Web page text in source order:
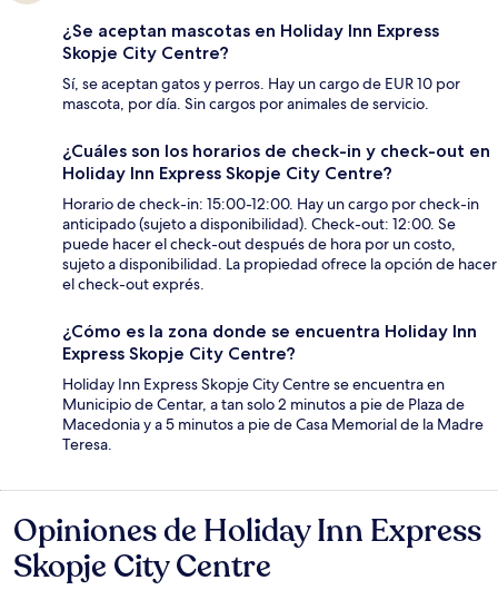
¿Se aceptan mascotas en Holiday Inn Express
Skopje City Centre?
Sí, se aceptan gatos y perros. Hay un cargo de EUR 10 por
mascota, por día. Sin cargos por animales de servicio.
¿Cuáles son los horarios de check-in y check-out en
Holiday Inn Express Skopje City Centre?
Horario de check-in: 15:00-12:00. Hay un cargo por check-in
anticipado (sujeto a disponibilidad). Check-out: 12:00. Se
puede hacer el check-out después de hora por un costo,
sujeto a disponibilidad. La propiedad ofrece la opción de hacer
el check-out exprés.
¿Cómo es la zona donde se encuentra Holiday Inn
Express Skopje City Centre?
Holiday Inn Express Skopje City Centre se encuentra en
Municipio de Centar, a tan solo 2 minutos a pie de Plaza de
Macedonia y a 5 minutos a pie de Casa Memorial de la Madre
Teresa.
Opiniones
Opiniones de Holiday Inn Express
Skopje City Centre